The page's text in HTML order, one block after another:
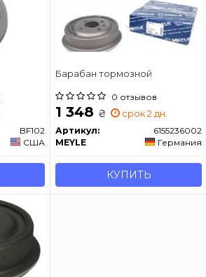
BF102
США
Барабан тормозной
0 отзывов
1 348 ₴ срок 2 дн.
Артикул:
6155236002
MEYLE
Германия
КУПИТЬ